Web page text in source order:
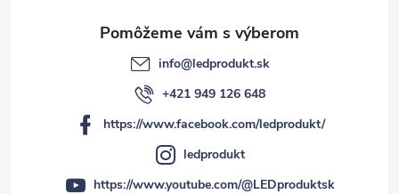
info@ledprodukt.sk
+421 949 126 648
https://www.facebook.com/ledprodukt/
ledprodukt
https://www.youtube.com/@LEDproduktsk